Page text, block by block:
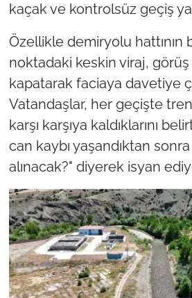
kaçak ve kontrolsüz geçiş
Özellikle demiryolu hattının
noktadaki keskin viraj, görüş
kapatarak faciaya davetiye
Vatandaşlar, her geçişte
karşı karşıya kaldıklarını
can kaybı yaşandıktan
alınacak?" diyerek isyan